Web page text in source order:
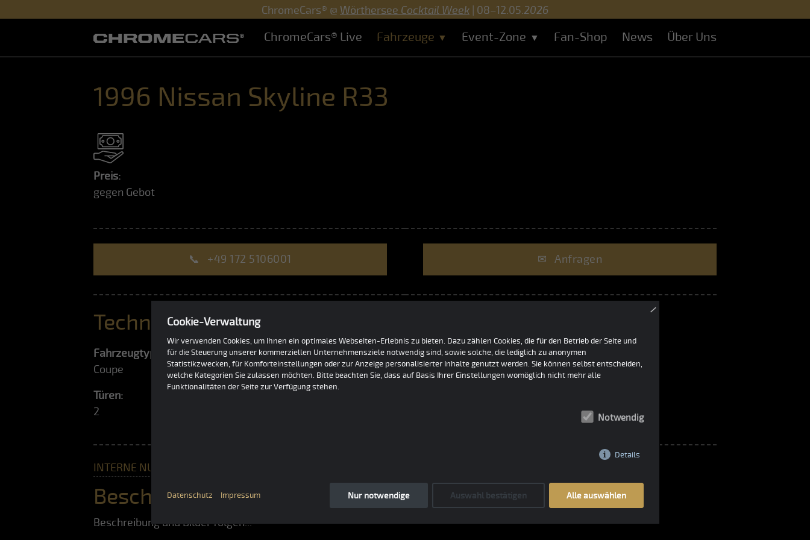
ChromeCars® @ Wörthersee Cocktail Week | 08–12.05.2026
ChromeCars® Live Fahrzeuge Event-Zone Fan-Shop News Über Uns
1996 Nissan Skyline R33
Preis:
gegen Gebot
📞 +49 172 5106001 ✉ Anfragen
Technische Daten
Fahrzeugtyp:
Coupe
Fahrgestell-Nr.:
BCNR33-022949
Wagenfarbe:
blau
Türen:
2
INTERNE NUMMER #273
Beschreibung
Beschreibung und Bilder folgen...
Cookie-Verwaltung
×
Wir verwenden Cookies, um Ihnen ein optimales Webseiten-Erlebnis zu bieten. Dazu zählen Cookies, die für den Betrieb der Seite und
für die Steuerung unserer kommerziellen Unternehmensziele notwendig sind, sowie solche, die lediglich zu anonymen
Statistikzwecken, für Komforteinstellungen oder zur Anzeige personalisierter Inhalte genutzt werden. Sie können selbst entscheiden,
welche Kategorien Sie zulassen möchten. Bitte beachten Sie, dass auf Basis Ihrer Einstellungen womöglich nicht mehr alle
Funktionalitäten der Seite zur Verfügung stehen.
Notwendig
Details
Nur notwendige Auswahl bestätigen Alle auswählen
Datenschutz Impressum